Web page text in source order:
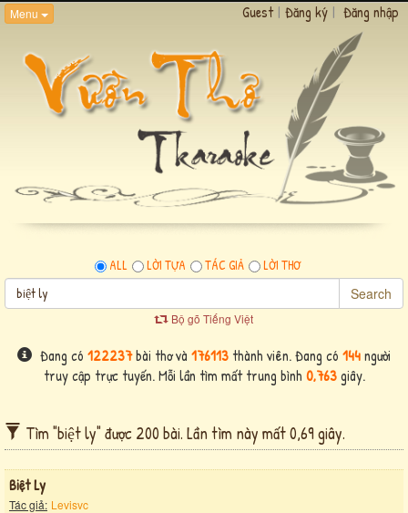
Menu Guest | Đăng ký | Đăng nhập
ALL LỜI TỰA TÁC GIẢ LỜI THƠ
Search
Bộ gõ Tiếng Việt
Đang có 122237bài thơ và 176113 thành viên. Đang có 144người
truy cập trực tuyến. Mỗi lần tìm mất trung bình 0,763giây.
Tìm "biệt ly" được 200 bài. Lần tìm này mất 0,69 giây.
Biệt Ly
Tác giả: Levisvc